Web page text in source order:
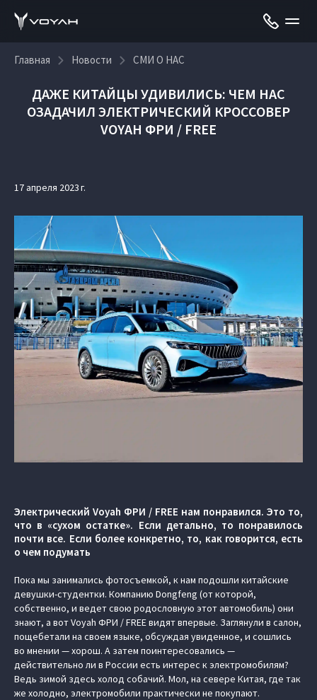
Главная Новости СМИ О НАС
ДАЖЕ КИТАЙЦЫ УДИВИЛИСЬ: ЧЕМ НАС
ОЗАДАЧИЛ ЭЛЕКТРИЧЕСКИЙ КРОССОВЕР
VOYAH ФРИ / FREE
17 апреля 2023 г.
Электрический Voyah ФРИ / FREE нам понравился. Это то,
что в «сухом остатке». Если детально, то понравилось
почти все. Если более конкретно, то, как говорится, есть
о чем подумать
Пока мы занимались фотосъемкой, к нам подошли китайские
девушки-студентки. Компанию Dongfeng (от которой,
собственно, и ведет свою родословную этот автомобиль) они
знают, а вот Voyah ФРИ / FREE видят впервые. Заглянули в салон,
пощебетали на своем языке, обсуждая увиденное, и сошлись
во мнении — хорош. А затем поинтересовались —
действительно ли в России есть интерес к электромобилям?
Ведь зимой здесь холод собачий. Мол, на севере Китая, где так
же холодно, электромобили практически не покупают.